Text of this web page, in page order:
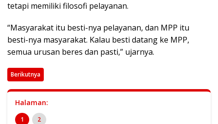
tetapi memiliki filosofi pelayanan.
“Masyarakat itu besti-nya pelayanan, dan MPP itu
besti-nya masyarakat. Kalau besti datang ke MPP,
semua urusan beres dan pasti,” ujarnya.
Berikutnya
Halaman:
1 2